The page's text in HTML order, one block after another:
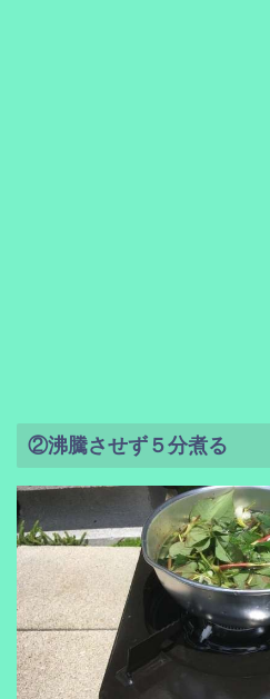
②沸騰させず５分煮る